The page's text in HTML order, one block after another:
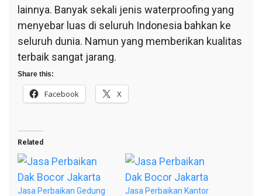
lainnya. Banyak sekali jenis waterproofing yang
menyebar luas di seluruh Indonesia bahkan ke
seluruh dunia. Namun yang memberikan kualitas
terbaik sangat jarang.
Share this:
Facebook X
Related
Jasa Perbaikan Gedung
Jasa Perbaikan Kantor